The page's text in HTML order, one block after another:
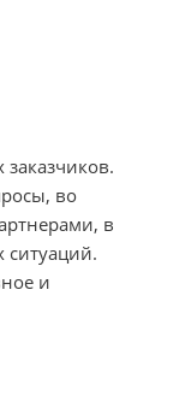
во
в
ситуаций.
и